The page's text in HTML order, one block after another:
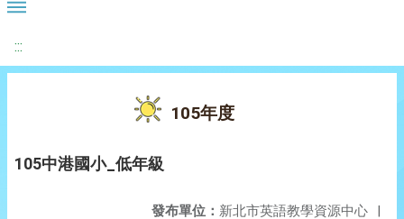
:::
105年度
105中港國小_低年級
發布單位： 新北市英語教學資源中心 |